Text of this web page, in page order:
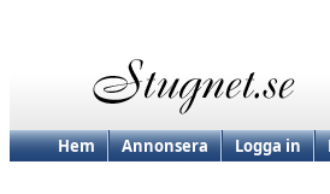
Hem Annonsera Logga in